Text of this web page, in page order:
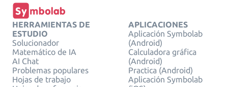
HERRAMIENTAS DE
ESTUDIO
Solucionador
Matemático de IA
AI Chat
Problemas populares
Hojas de trabajo
APLICACIONES
Aplicación Symbolab
(Android)
Calculadora gráfica
(Android)
Practica (Android)
Aplicación Symbolab